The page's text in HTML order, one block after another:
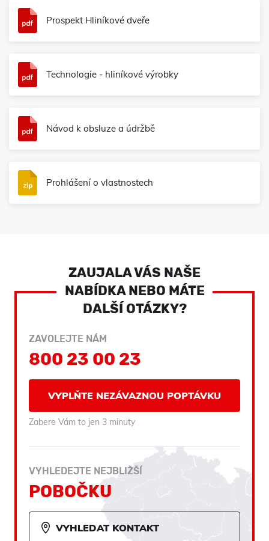
Prospekt Hliníkové dveře
Technologie - hliníkové výrobky
Návod k obsluze a údržbě
Prohlášení o vlastnostech
ZAUJALA VÁS NAŠE
NABÍDKA NEBO MÁTE
DALŠÍ OTÁZKY?
ZAVOLEJTE NÁM
800 23 00 23
VYPLŇTE NEZÁVAZNOU POPTÁVKU
Zabere Vám to jen 3 minuty
VYHLEDEJTE NEJBLIŽŠÍ
POBOČKU
VYHLEDAT KONTAKT